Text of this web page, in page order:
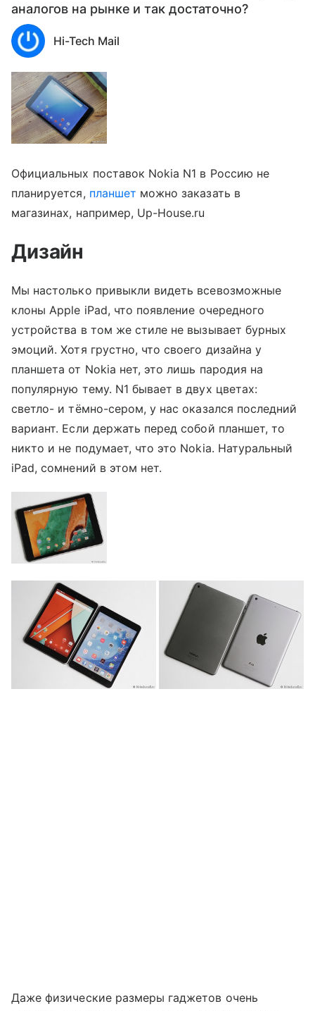
аналогов на рынке и так достаточно?
Hi-Tech Mail
Официальных поставок Nokia N1 в Россию не
планируется, планшет можно заказать в
магазинах, например, Up-House.ru
Дизайн
Мы настолько привыкли видеть всевозможные
клоны Apple iPad, что появление очередного
устройства в том же стиле не вызывает бурных
эмоций. Хотя грустно, что своего дизайна у
планшета от Nokia нет, это лишь пародия на
популярную тему. N1 бывает в двух цветах:
светло- и тёмно-сером, у нас оказался последний
вариант. Если держать перед собой планшет, то
никто и не подумает, что это Nokia. Натуральный
iPad, сомнений в этом нет.
Даже физические размеры гаджетов очень